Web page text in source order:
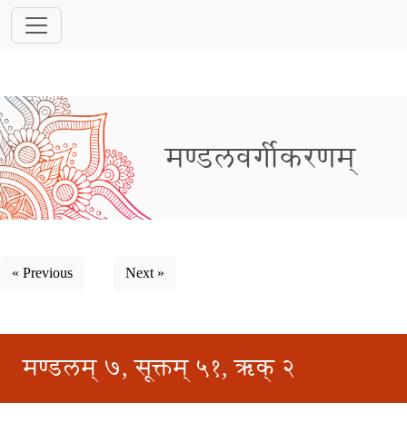
मण्डलवर्गीकरणम्
« Previous Next »
मण्डलम् ७, सूक्तम् ५१, ऋक् २